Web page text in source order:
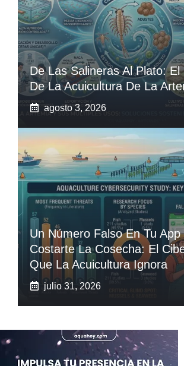
De Las Salineras Al Plato: El
De La Acuicultura De La
agosto 3, 2026
Un Número Falso En Tu App
Costarte La Cosecha: El
Que La Acuicultura Ignora
julio 31, 2026